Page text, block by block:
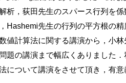
析，荻田先生のスパース行列を
Hashemi先生の行列の平方根の
値計算法に関する講演から，小
題の講演まで幅広くありました
について講演をさせて頂き，有